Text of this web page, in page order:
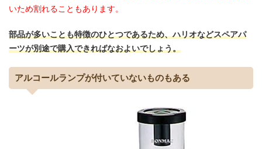
いため割れることもあります。
部品が多いことも特徴のひとつであるため、ハリオなどスペアパ
ーツが別途で購入できればなおよいでしょう。
アルコールランプが付いていないものもある